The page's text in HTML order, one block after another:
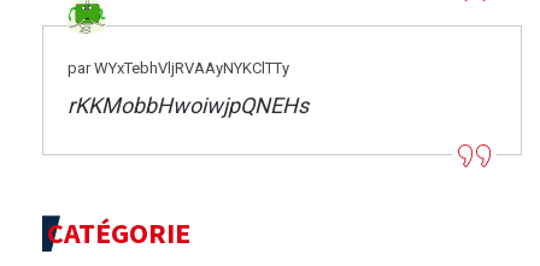
par WYxTebhVljRVAAyNYKClTTy
rKKMobbHwoiwjpQNEHs
CATÉGORIE